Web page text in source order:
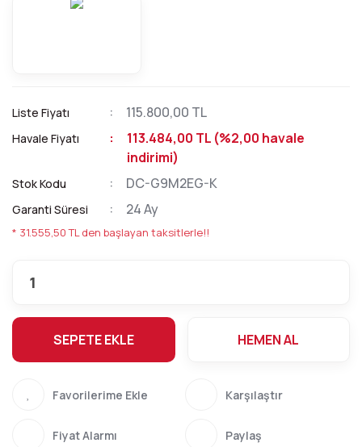
Liste Fiyatı 115.800,00 TL
Havale Fiyatı
113.484,00 TL (%2,00 havale
indirimi)
Stok Kodu DC-G9M2EG-K
Garanti Süresi 24 Ay
* 31.555,50 TL den başlayan taksitlerle!!
SEPETE EKLE HEMEN AL
Karşılaştır
Fiyat Alarmı Paylaş